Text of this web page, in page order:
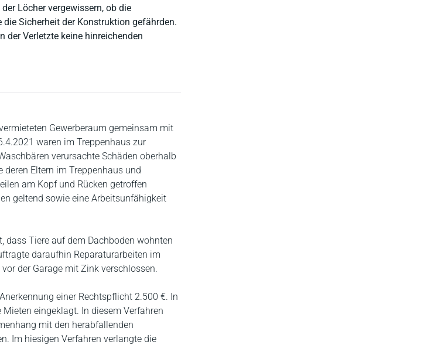
Löcher vergewissern, ob die
Sicherheit der Konstruktion gefährden.
der Verletzte keine hinreichenden
Gewerberaum gemeinsam mit
waren im Treppenhaus zur
verursachte Schäden oberhalb
Eltern im Treppenhaus und
am Kopf und Rücken getroffen
geltend sowie eine Arbeitsunfähigkeit
dass Tiere auf dem Dachboden wohnten
daraufhin Reparaturarbeiten im
der Garage mit Zink verschlossen.
einer Rechtspflicht 2.500 €. In
eingeklagt. In diesem Verfahren
mit den herabfallenden
Im hiesigen Verfahren verlangte die